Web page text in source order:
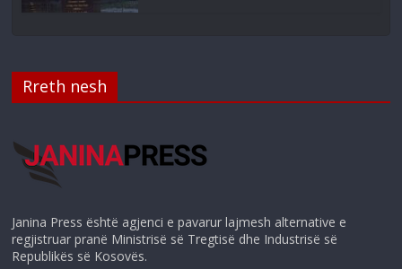
Rreth nesh
Janina Press është agjenci e pavarur lajmesh alternative e
regjistruar pranë Ministrisë së Tregtisë dhe Industrisë së
Republikës së Kosovës.